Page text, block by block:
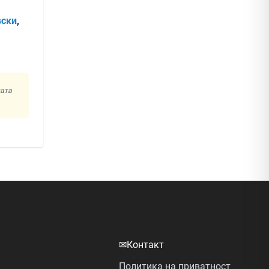
,
✉Контакт
Политика на приватност